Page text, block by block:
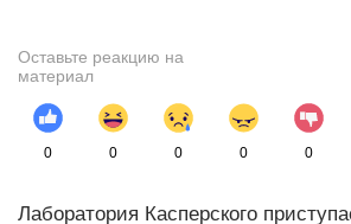
Оставьте реакцию на
материал
0 0 0 0 0
Лаборатория Касперского